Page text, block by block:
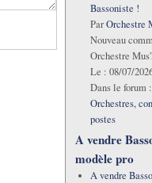
Bassoniste !
ParOrchestre
Nouveau
Orchestre
Le : 08/07/
Dans le forum :
Orchestres,
postes
A vendre
modèle pro
A vendre